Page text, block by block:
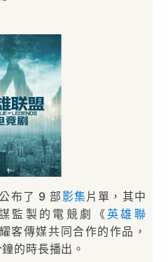
布了 9 部 影集片單，其中
監製的電競劇《英雄聯
客傳媒共同合作的作品，
的時長播出。